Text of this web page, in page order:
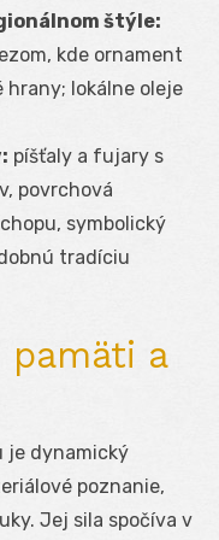
štýle:
kde ornament
hrany; lokálne oleje
píšťaly a fujary s
povrchová
symbolický
tradíciu
pamäti a
je dynamický
poznanie,
Jej sila spočíva v